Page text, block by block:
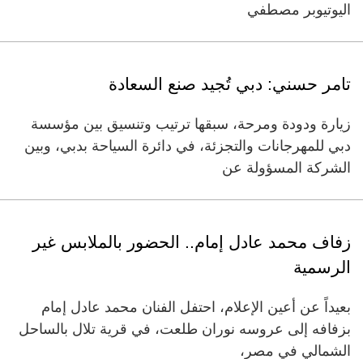
اليوتيوبر مصطفي
تامر حسني: دبي تُجيد صنع السعادة
زيارة ودودة ومرحة، سبقها ترتيب وتنسيق بين مؤسسة
دبي للمهرجانات والتجزئة، في دائرة السياحة بدبي، وبين
الشركة المسؤولة عن
زفاف محمد عادل إمام.. الحضور بالملابس غير
الرسمية
بعيداً عن أعين الإعلام، احتفل الفنان محمد عادل إمام
بزفافه إلى عروسه نوران طلعت، في قرية تلال بالساحل
الشمالي في مصر،